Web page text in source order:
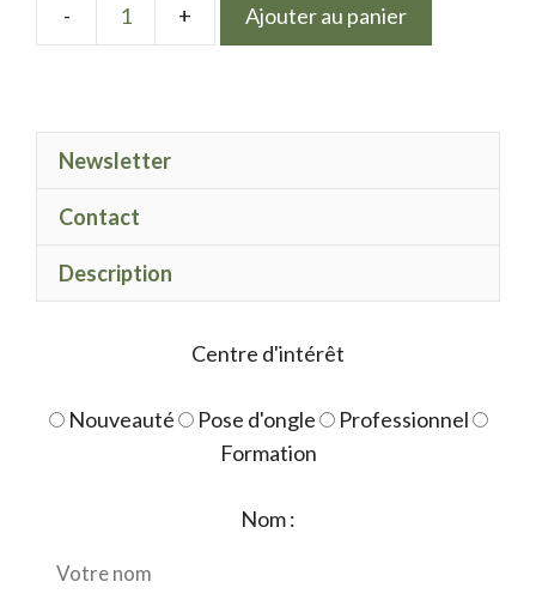
quantité
cat
Ajouter au panier
Newsletter
Contact
Description
Centre d'intérêt
Nouveauté Pose d'ongle
Professionnel
Formation
Nom :